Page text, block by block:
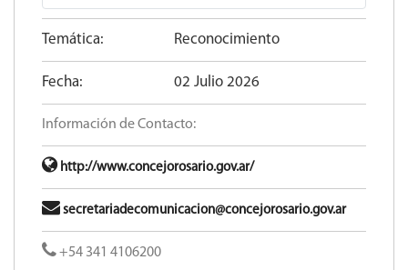
Temática: Reconocimiento
Fecha: 02 Julio 2026
Información de Contacto:
http://www.concejorosario.gov.ar/
secretariadecomunicacion@concejorosario.gov.ar
+54 341 4106200